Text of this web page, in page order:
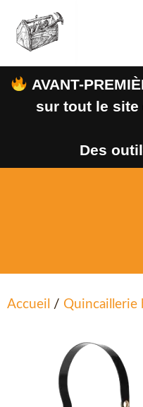
AVANT-
sur tout le site
Des
Accueil / Quincaillerie